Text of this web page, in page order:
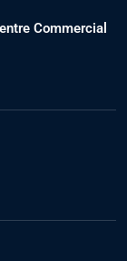
Commercial